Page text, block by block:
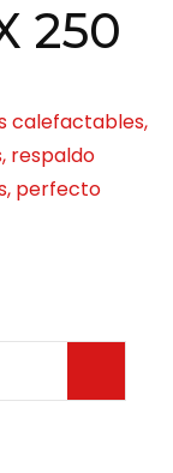
250
calefactables,
respaldo
perfecto